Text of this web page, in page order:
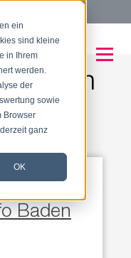
ein
sind kleine
in Ihrem
werden.
der
sowie
Browser
ganz
OK
dem
Baden